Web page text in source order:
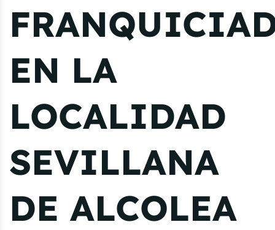
EN LA
LOCALIDAD
SEVILLANA
DE ALCOLEA